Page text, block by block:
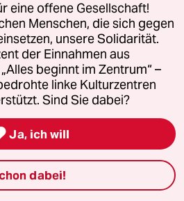
eine offene Gesellschaft!
Menschen, die sich gegen
unsere Solidarität.
der Einnahmen aus
beginnt im Zentrum“ –
linke Kulturzentren
Sind Sie dabei?
Ja, ich will
dabei!